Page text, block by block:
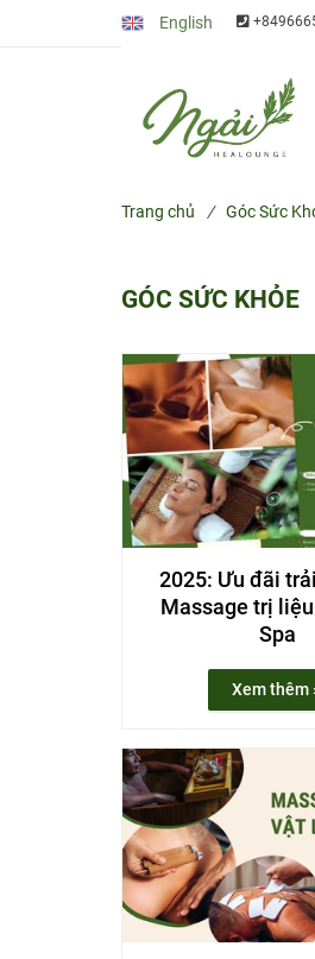
GÓC SỨC KHỎE
2025: Ưu đãi
Massage trị
Spa
Xem thêm
Trang chủ / Góc Sức
English